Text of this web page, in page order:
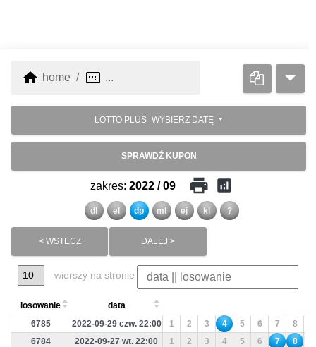
home home image_aspect_ratio ...
LOTTO PLUS WYBIERZ DATĘ
SPRAWDŹ KUPON
zakres: 2022 / 09 print analytics
dl el dp ml ej kl ?
< WSTECZ DALEJ >
wierszy na stronie
losowanie
data
6785
2022-09-29 czw. 22:00 1 2 3 4 5 6 7 8
6784
2022-09-27 wt. 22:00 1 2 3 4 5 6 7 8